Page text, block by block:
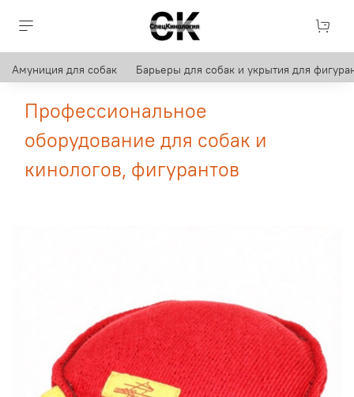
Амуниция для собак Барьеры для собак и укрытия для
Профессиональное
оборудование для собак и
кинологов, фигурантов